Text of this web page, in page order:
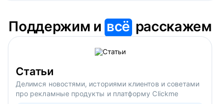
Поддержим ивсё расскажем
Статьи
Делимся новостями, историями клиентов и советами
про рекламные продукты и платформу Clickme